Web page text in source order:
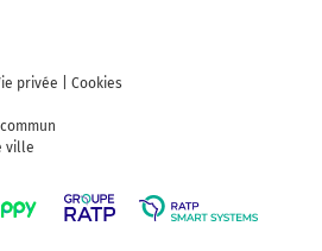
privée
Cookies
ville